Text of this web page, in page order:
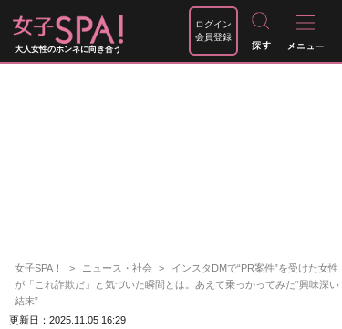
大人女性のホンネに向き合う
ログイン
会員登録
女子SPA！ ニュース・社会
インスタDMで“PR案件”を受けた女性
が「これ詐欺だ」と気づいた瞬間とは。あえて乗っかってみた“興味深い
結末”
更新日：2025.11.05 16:29